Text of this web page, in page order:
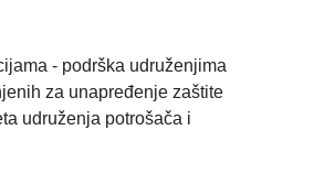
- podrška udruženjima
za unapređenje zaštite
udruženja potrošača i